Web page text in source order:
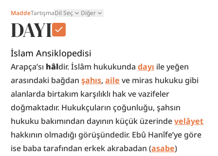
MaddeTartışmaDil Seç Diğer
DAYI
İslam Ansiklopedisi
Arapça’sı hâldir. İslâm hukukunda dayı ile yeğen
arasındaki bağdan şahıs, aile ve miras hukuku gibi
alanlarda birtakım karşılıklı hak ve vazifeler
doğmaktadır. Hukukçuların çoğunluğu, şahsın
hukuku bakımından dayının küçük üzerinde velâyet
hakkının olmadığı görüşündedir. Ebû Hanîfe’ye göre
ise baba tarafından erkek akrabadan (asabe)